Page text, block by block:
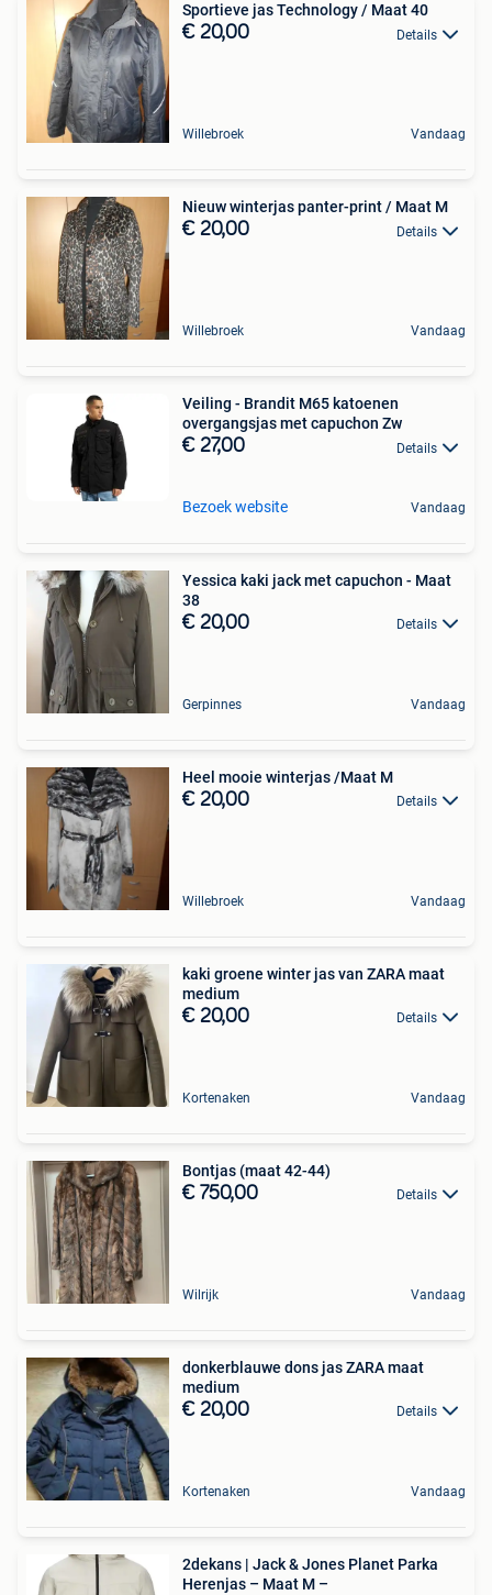
Sportieve jas Technology / Maat 40
€ 20,00 Details
Willebroek Vandaag
Nieuw winterjas panter-print / Maat M
€ 20,00 Details
Willebroek Vandaag
Veiling - Brandit M65 katoenen
overgangsjas met capuchon Zw
€ 27,00 Details
Bezoek website Vandaag
Yessica kaki jack met capuchon - Maat
38
€ 20,00 Details
Gerpinnes Vandaag
Heel mooie winterjas /Maat M
€ 20,00 Details
Willebroek Vandaag
kaki groene winter jas van ZARA maat
medium
€ 20,00 Details
Kortenaken Vandaag
Bontjas (maat 42-44)
€ 750,00 Details
Wilrijk Vandaag
donkerblauwe dons jas ZARA maat
medium
€ 20,00 Details
Kortenaken Vandaag
2dekans | Jack & Jones Planet Parka
Herenjas – Maat M –